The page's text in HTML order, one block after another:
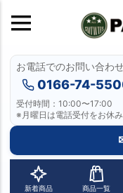
お電話でのお問い合わ
0166-74-
受付時間：10:00〜17:00
※月曜日は電話受付をお休み
新着商品 商品一覧